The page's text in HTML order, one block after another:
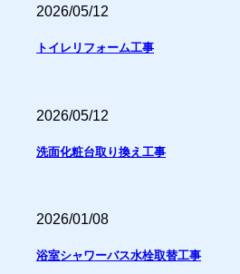
2026/05/12
トイレリフォーム工事
2026/05/12
洗面化粧台取り換え工事
2026/01/08
浴室シャワーバス水栓取替工事